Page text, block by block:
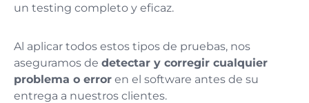
un testing completo y eficaz.
Al aplicar todos estos tipos de pruebas, nos
aseguramos de detectar y corregir cualquier
problema o error en el software antes de su
entrega a nuestros clientes.